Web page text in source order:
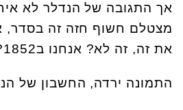
אך התגובה של הנדלר לא
מצטלם חשוף חזה זה בסדר,
את זה, זה לא? אנחנו ב1852??.
התמונה ירדה, החשבון של